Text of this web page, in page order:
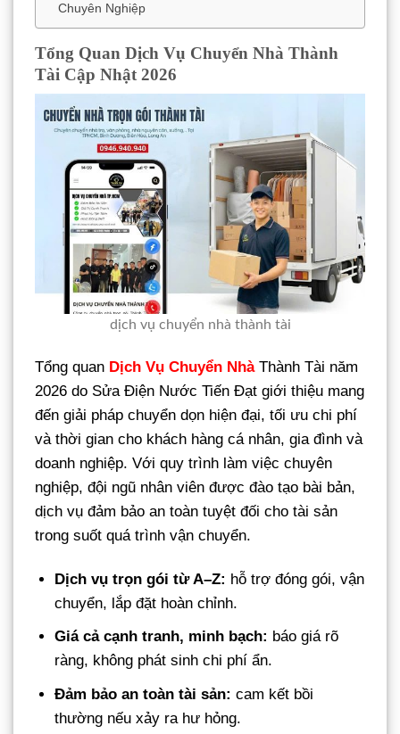
Chuyên Nghiệp
Tổng Quan Dịch Vụ Chuyển Nhà Thành
Tài Cập Nhật 2026
dịch vụ chuyển nhà thành tài
Tổng quan Dịch Vụ Chuyển NhàThành Tài năm
2026 do Sửa Điện Nước Tiến Đạt giới thiệu mang
đến giải pháp chuyển dọn hiện đại, tối ưu chi phí
và thời gian cho khách hàng cá nhân, gia đình và
doanh nghiệp. Với quy trình làm việc chuyên
nghiệp, đội ngũ nhân viên được đào tạo bài bản,
dịch vụ đảm bảo an toàn tuyệt đối cho tài sản
trong suốt quá trình vận chuyển.
Dịch vụ trọn gói từ A–Z: hỗ trợ đóng gói, vận
chuyển, lắp đặt hoàn chỉnh.
Giá cả cạnh tranh, minh bạch: báo giá rõ
ràng, không phát sinh chi phí ẩn.
Đảm bảo an toàn tài sản: cam kết bồi
thường nếu xảy ra hư hỏng.